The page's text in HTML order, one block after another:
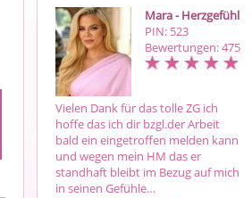
Mara - Herzgefühl
PIN: 523
Bewertungen: 475
Vielen Dank für das tolle ZG ich
hoffe das ich dir bzgl.der Arbeit
bald ein eingetroffen melden kann
und wegen mein HM das er
standhaft bleibt im Bezug auf mich
in seinen Gefühle…